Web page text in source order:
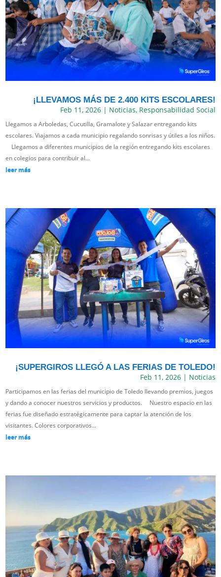
¡LLEVAMOS MÁS DE 2.400 KITS ESCOLARES!
Feb 11, 2026| Noticias, Responsabilidad Social
Llegamos a Arboledas, Cucutilla, Gramalote y Salazar entregando kits
escolares. Viajamos a cada municipio regalando sonrisas y útiles a los niños.
Llegamos a diferentes municipios de la región entregando kits escolares
en colegios para contribuir al...
leer más
¡SUPERGIROS LLEGÓ A LAS FERIAS DE TOLEDO!
Feb 11, 2026| Noticias
Participamos en las ferias del municipio de Toledo llevando premios, juegos
y dando a conocer nuestros servicios y productos. Nuestro espacio en las
ferias fue diseñado estratégicamente para captar la atención de los
visitantes. Colores corporativos...
leer más